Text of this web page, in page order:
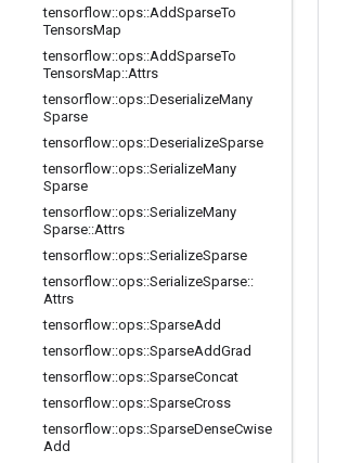
tensorflow::ops::AddSparseTo
TensorsMap
tensorflow::ops::AddSparseTo
TensorsMap::Attrs
tensorflow::ops::DeserializeMany
Sparse
tensorflow::ops::DeserializeSparse
tensorflow::ops::SerializeMany
Sparse
tensorflow::ops::SerializeMany
Sparse::Attrs
tensorflow::ops::SerializeSparse
tensorflow::ops::SerializeSparse::
Attrs
tensorflow::ops::SparseAdd
tensorflow::ops::SparseAddGrad
tensorflow::ops::SparseConcat
tensorflow::ops::SparseCross
tensorflow::ops::SparseDenseCwise
Add